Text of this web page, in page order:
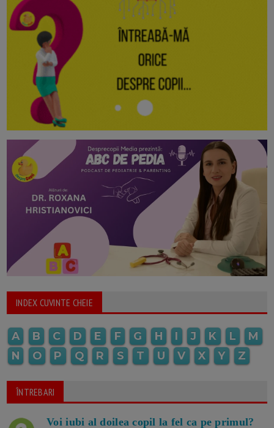
INDEX CUVINTE CHEIE
A B C D E F G H I J K L
M
N
O P Q R S T U V X Y Z
ÎNTREBARI
Voi iubi al doilea copil la fel ca pe primul?